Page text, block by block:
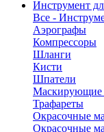
Инструмент
Все -
Аэрографы
Компрессоры
Шланги
Кисти
Шпатели
Маскирующие
Трафареты
Окрасочные
Окрасочные